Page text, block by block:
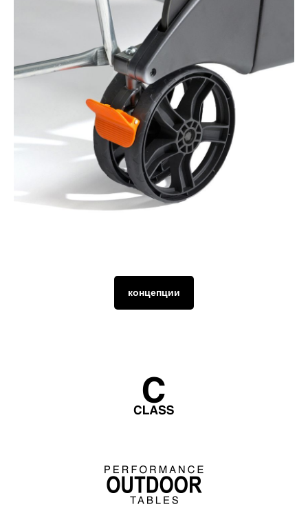
концепции